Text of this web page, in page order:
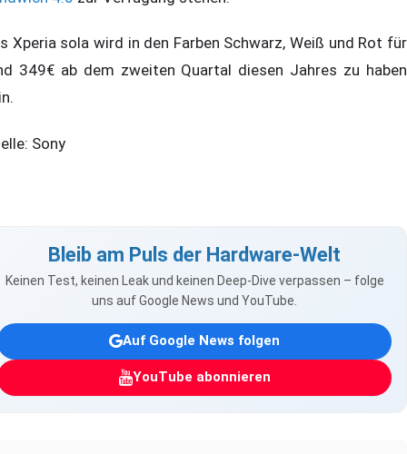
Xperia sola wird in den Farben Schwarz, Weiß und Rot für
349€ ab dem zweiten Quartal diesen Jahres zu haben
Sony
Bleib am Puls der Hardware-Welt
Keinen Test, keinen Leak und keinen Deep-Dive verpassen – folge
uns auf Google News und YouTube.
Auf Google News folgen
YouTube abonnieren